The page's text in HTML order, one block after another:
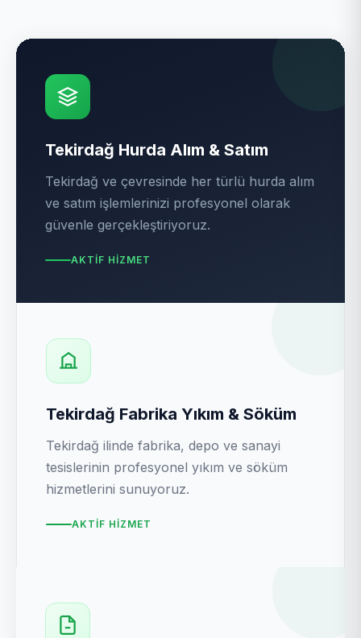
Tekirdağ Hurda Alım & Satım
Tekirdağ ve çevresinde her türlü hurda alım
ve satım işlemlerinizi profesyonel olarak
güvenle gerçekleştiriyoruz.
AKTIF HIZMET
Tekirdağ Fabrika Yıkım & Söküm
Tekirdağ ilinde fabrika, depo ve sanayi
tesislerinin profesyonel yıkım ve söküm
hizmetlerini sunuyoruz.
AKTIF HIZMET